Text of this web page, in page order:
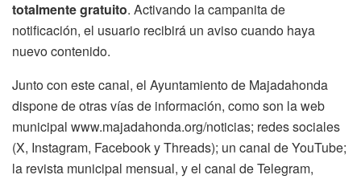
totalmente gratuito. Activando la campanita de
notificación, el usuario recibirá un aviso cuando haya
nuevo contenido.
Junto con este canal, el Ayuntamiento de Majadahonda
dispone de otras vías de información, como son la web
municipal www.majadahonda.org/noticias; redes sociales
(X, Instagram, Facebook y Threads); un canal de YouTube;
la revista municipal mensual, y el canal de Telegram,